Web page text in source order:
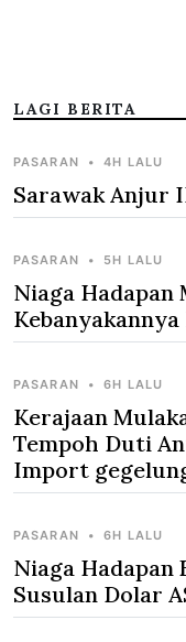
LAGI BERITA
PASARAN • 4H LALU
Sarawak Anjur
PASARAN • 5H LALU
Niaga
Kebanyakannya
PASARAN • 6H LALU
Kerajaan
Tempoh Duti
Import
PASARAN • 6H LALU
Niaga Hadapan
Susulan Dolar